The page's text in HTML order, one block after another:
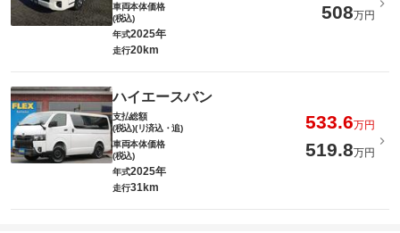
車両本体価格
(税込)
508万円
年式2025年
走行20km
ハイエースバン
支払総額
(税込)(リ済込・追)
533.6万円
車両本体価格
(税込)
519.8万円
年式2025年
走行31km